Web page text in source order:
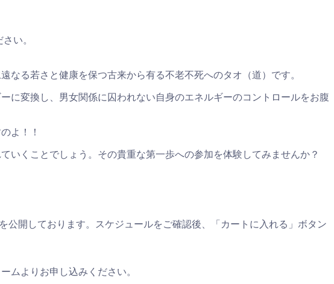
い。
る若さと健康を保つ古来から有る不老不死へのタオ（道）です。
に変換し、男女関係に囚われない自身のエネルギーのコントロールをお腹
よ！！
いくことでしょう。その貴重な第一歩への参加を体験してみませんか？
公開しております。スケジュールをご確認後、「カートに入れる」ボタン
ムよりお申し込みください。